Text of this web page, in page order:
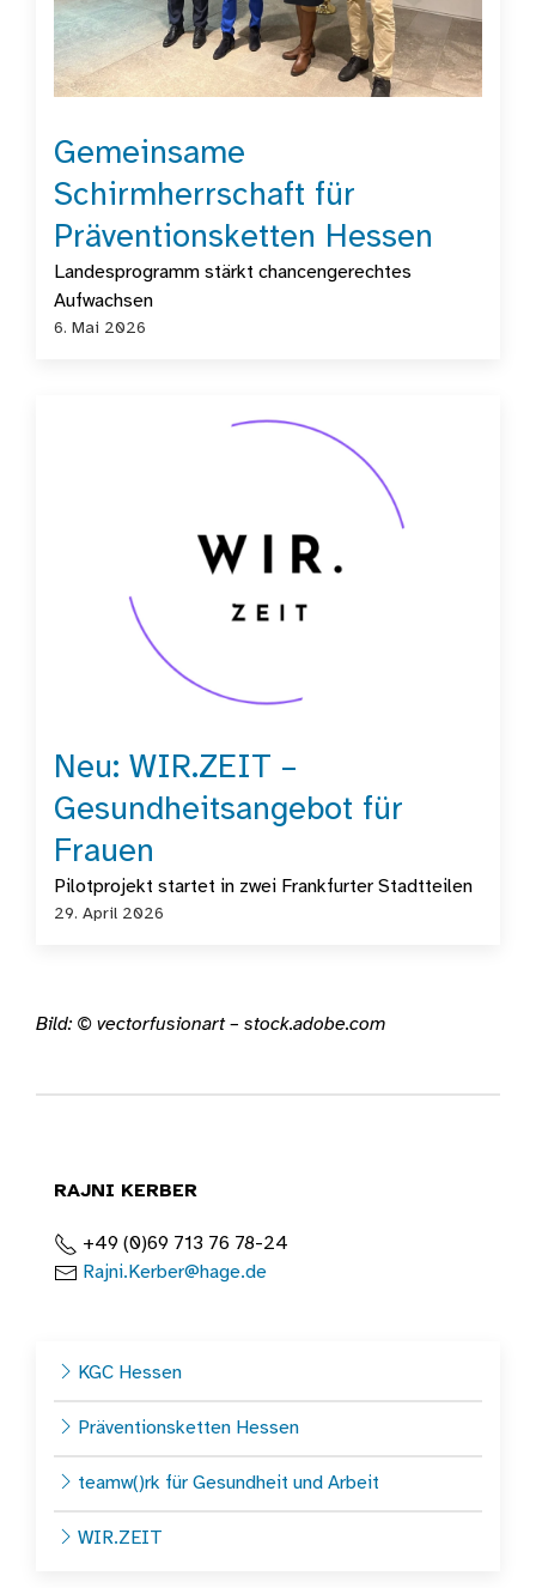
Gemeinsame
Schirmherrschaft für
Präventionsketten Hessen
Landesprogramm stärkt chancengerechtes
Aufwachsen
6. Mai 2026
Neu: WIR.ZEIT –
Gesundheitsangebot für
Frauen
Pilotprojekt startet in zwei Frankfurter Stadtteilen
29. April 2026
Bild: © vectorfusionart – stock.adobe.com
RAJNI KERBER
+49 (0)69 713 76 78-24
Rajni.Kerber@hage.de
KGC Hessen
Präventionsketten Hessen
teamw()rk für Gesundheit und Arbeit
WIR.ZEIT